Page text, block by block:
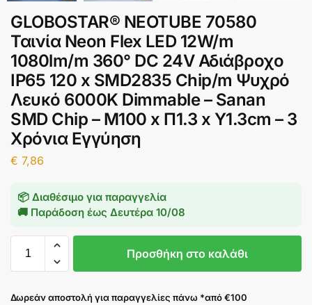
GLOBOSTAR® NEOTUBE 70580
Ταινία Neon Flex LED 12W/m
1080lm/m 360° DC 24V Αδιάβροχο
IP65 120 x SMD2835 Chip/m Ψυχρό
Λευκό 6000K Dimmable – Sanan
SMD Chip – Μ100 x Π1.3 x Υ1.3cm – 3
Χρόνια Εγγύηση
€ 7,86
📦 Διαθέσιμο για παραγγελία
🚚 Παράδοση έως Δευτέρα 10/08
Προσθήκη στο καλάθι
Δωρεάν αποστολή για παραγγελίες πάνω *από €100